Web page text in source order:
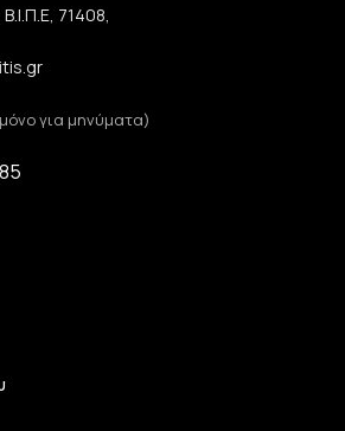
71408,
για μηνύματα)